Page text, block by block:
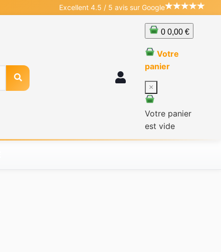
Excellent 4.5 / 5 avis sur Google
0 0,00 €
Votre
panier
×
Votre panier
est vide